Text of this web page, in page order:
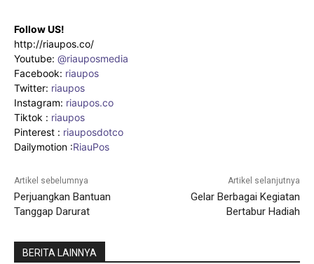
Follow US!
http://riaupos.co/
Youtube: @riauposmedia
Facebook: riaupos
Twitter: riaupos
Instagram: riaupos.co
Tiktok : riaupos
Pinterest : riauposdotco
Dailymotion :RiauPos
Artikel sebelumnya
Perjuangkan Bantuan
Tanggap Darurat
Artikel selanjutnya
Gelar Berbagai Kegiatan
Bertabur Hadiah
BERITA LAINNYA